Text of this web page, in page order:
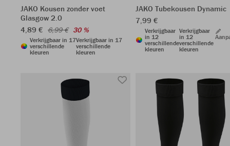
JAKO Kousen zonder voet
Glasgow 2.0
4,89 € 6,99 € 30 %
Verkrijgbaar in 17
verschillende
kleuren
Verkrijgbaar in 17
verschillende
kleuren
JAKO Tubekousen Dynamic
7,99 €
Verkrijgbaar
in 12
verschillende
kleuren
Verkrijgbaar
in 12
verschillende
kleuren